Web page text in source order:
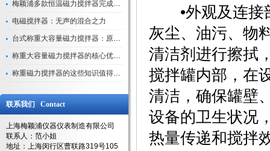
梅颖浦多款恒温磁力搅拌器完成技术迭代 数字化操控全面升级
电磁搅拌器：无声的混合之力
台式称重大容量磁力搅拌器：原理与应用解析
称重大容量磁力搅拌器的核心优势解析
称重磁力搅拌器的这些知识值得我们学习
联系我们 Contact
上海梅颖浦仪器仪表制造有限公司
联系人：范小姐
地址：上海闵行区曹联路319号105
‌•外观及连接
灰尘、油污、物
清洁剂进行擦拭
搅拌罐内部，在
清洁，确保罐壁
设备的卫生状况
热量传递和搅拌